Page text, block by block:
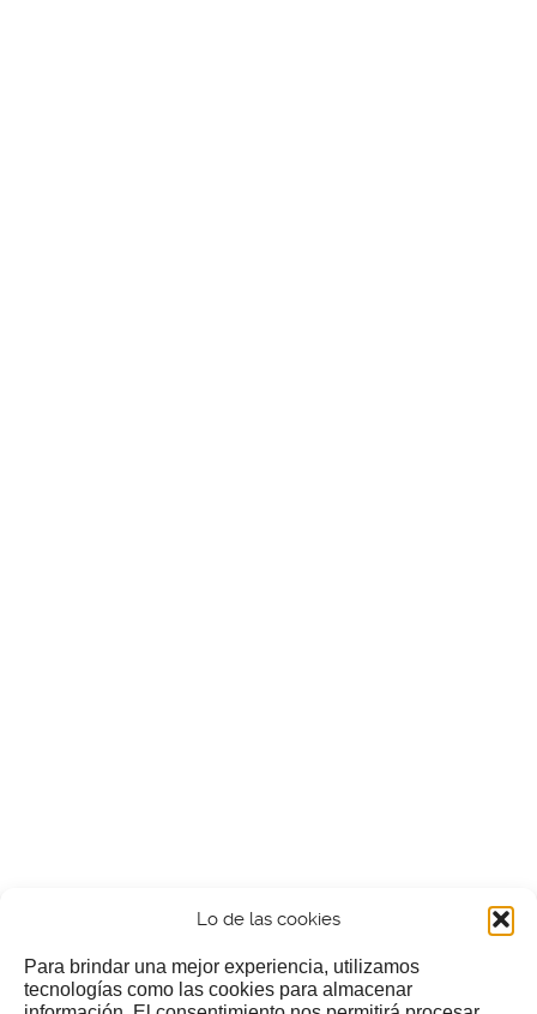
Lo de las cookies
Para brindar una mejor experiencia, utilizamos
tecnologías como las cookies para almacenar